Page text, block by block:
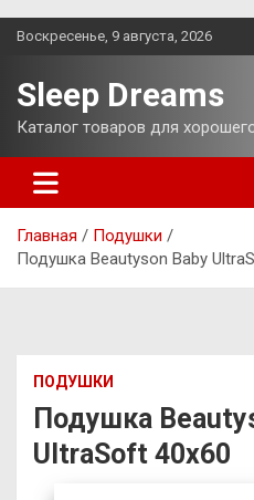
Перейти
Воскресенье, 9 августа, 2026
Sleep Dreams
Каталог товаров для
Главная
Подушки
Подушка Beautyson Baby
ПОДУШКИ
Подушка
UltraSoft 40х60